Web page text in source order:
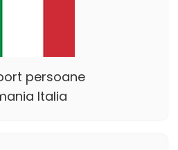
persoane
Italia